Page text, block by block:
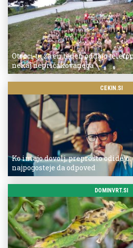
Otroci tu za en teden oddajo
nekaj nepričakovanega
CEKIN.SI
Ko imajo dovolj, preprosto
najpogosteje da odpoved
DOMINVRT.SI